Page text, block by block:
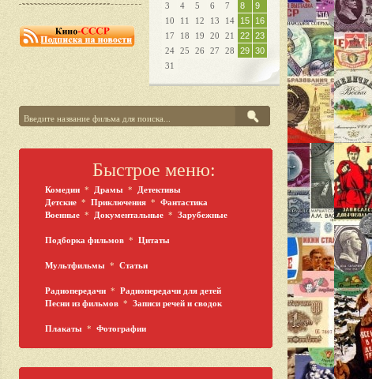
3
4 5 6 7 8
9
10
11 12 13 14 15
16
17
18 19 20 21 22 23
24 25 26 27 28 29 30
31
Быстрое меню:
Комедии * Драмы *
Детективы
Детские * Приключения * Фантастика
Военные * Документальные * Зарубежные
Подборка фильмов * Цитаты
Мультфильмы * Статьи
Радиопередачи * Радиопередачи для детей
Песни из фильмов * Записи речей и сводок
Плакаты * Фотографии